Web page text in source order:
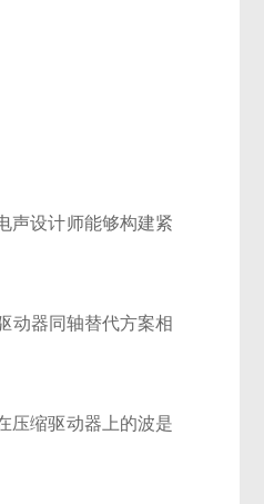
声设计师能够构建紧
动器同轴替代方案相
压缩驱动器上的波是